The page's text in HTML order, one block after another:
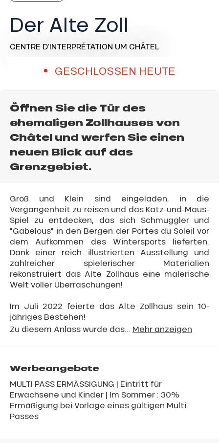
Der Alte Zoll
CENTRE D'INTERPRÉTATION UM CHÂTEL
GESCHLOSSEN HEUTE
Öffnen Sie die Tür des
ehemaligen Zollhauses von
Châtel und werfen Sie einen
neuen Blick auf das
Grenzgebiet.
Groß und Klein sind eingeladen, in die
Vergangenheit zu reisen und das Katz-und-Maus-
Spiel zu entdecken, das sich Schmuggler und
"Gabelous" in den Bergen der Portes du Soleil vor
dem Aufkommen des Wintersports lieferten.
Dank einer reich illustrierten Ausstellung und
zahlreicher spielerischer Materialien
rekonstruiert das Alte Zollhaus eine malerische
Welt voller Überraschungen!
Im Juli 2022 feierte das Alte Zollhaus sein 10-
jähriges Bestehen!
Zu diesem Anlass wurde das... Mehr anzeigen
Werbeangebote
MULTI PASS ERMÄSSIGUNG | Eintritt für
Erwachsene und Kinder | Im Sommer : 30%
Ermäßigung bei Vorlage eines gültigen Multi
Passes